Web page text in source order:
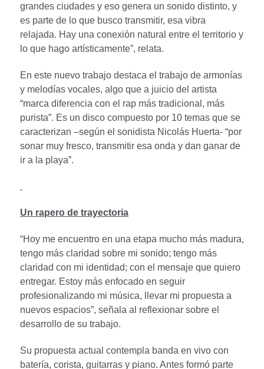
grandes ciudades y eso genera un sonido distinto, y
es parte de lo que busco transmitir, esa vibra
relajada. Hay una conexión natural entre el territorio y
lo que hago artísticamente”, relata.
En este nuevo trabajo destaca el trabajo de armonías
y melodías vocales, algo que a juicio del artista
“marca diferencia con el rap más tradicional, más
purista”. Es un disco compuesto por 10 temas que se
caracterizan –según el sonidista Nicolás Huerta- “por
sonar muy fresco, transmitir esa onda y dan ganar de
ir a la playa”.
Un rapero de trayectoria
“Hoy me encuentro en una etapa mucho más madura,
tengo más claridad sobre mi sonido; tengo más
claridad con mi identidad; con el mensaje que quiero
entregar. Estoy más enfocado en seguir
profesionalizando mi música, llevar mi propuesta a
nuevos espacios”, señala al reflexionar sobre el
desarrollo de su trabajo.
Su propuesta actual contempla banda en vivo con
batería, corista, guitarras y piano. Antes formó parte